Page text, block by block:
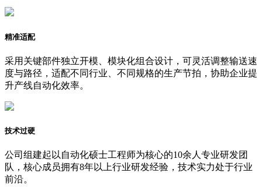
精准适配
采用关键部件独立开模、模块化组合设计，可灵活调整输送速
度与路径，适配不同行业、不同规格的生产节拍，协助企业提
升产线自动化效率。
技术过硬
公司组建起以自动化硕士工程师为核心的10余人专业研发团
队，核心成员拥有8年以上行业研发经验，技术实力处于行业
前沿。